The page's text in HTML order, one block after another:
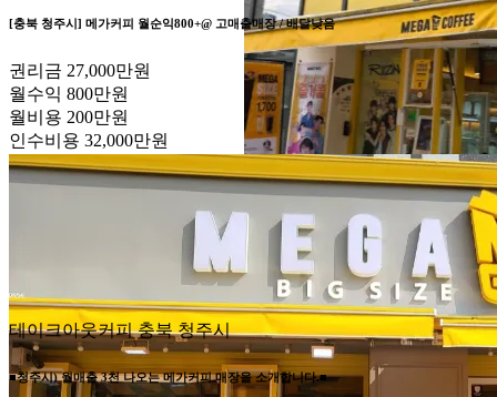
[충북 청주시] 메가커피 월순익800+@ 고매출매장 / 배달낮음
권리금 27,000만원
월수익 800만원
월비용 200만원
인수비용 32,000만원
테이크아웃커피 충북 청주시
■청주시) 월매출 3천 나오는 메가커피 매장을 소개합니다.■